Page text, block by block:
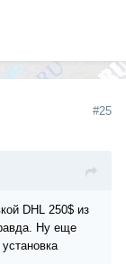
#25
DHL 250$ из
Ну еще